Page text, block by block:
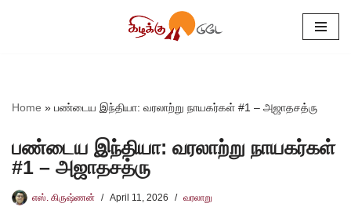
Home » பண்டைய இந்தியா: வரலாற்று நாயகர்கள் #1 – அஜாதசத்ரு
பண்டைய இந்தியா: வரலாற்று நாயகர்கள்
#1 – அஜாதசத்ரு
எஸ். கிருஷ்ணன் April 11, 2026 வரலாறு